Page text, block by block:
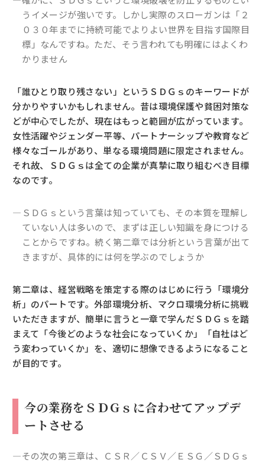
うイメージが強いです。しかし実際のスローガンは「２
０３０年までに持続可能でよりよい世界を目指す国際目
標」なんですね。ただ、そう言われても明確にはよくわ
かりません
「誰ひとり取り残さない」というＳＤＧｓのキーワードが
分かりやすいかもしれません。昔は環境保護や貧困対策な
どが中心でしたが、現在はもっと範囲が広がっています。
女性活躍やジェンダー平等、パートナーシップや教育など
様々なゴールがあり、単なる環境問題に限定されません。
それ故、ＳＤＧｓは全ての企業が真摯に取り組むべき目標
なのです。
―ＳＤＧｓという言葉は知っていても、その本質を理解し
ていない人は多いので、まずは正しい知識を身につける
ことからですね。続く第二章では分析という言葉が出て
きますが、具体的には何を学ぶのでしょうか
第二章は、経営戦略を策定する際のはじめに行う「環境分
析」のパートです。外部環境分析、マクロ環境分析に挑戦
いただきますが、簡単に言うと一章で学んだＳＤＧｓを踏
まえて「今後どのような社会になっていくか」「自社はど
う変わっていくか」を、適切に想像できるようになること
が目的です。
今の業務をＳＤＧｓに合わせてアップデ
ートさせる
―その次の第三章は、ＣＳＲ／ＣＳＶ／ＥＳＧ／ＳＤＧｓ